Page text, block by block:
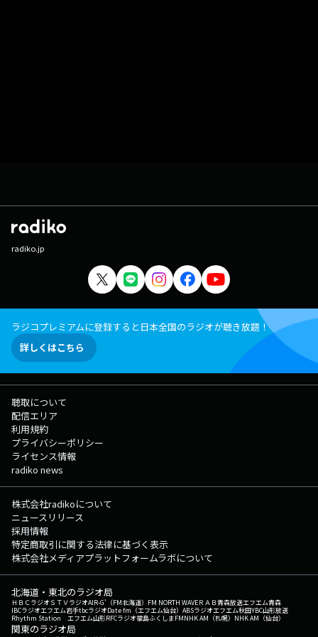
radiko.jp
ラジコプレミアムに登録すると日本全国のラジオが聴き放題！
詳しくはこちら
聴取について
配信エリア
利用規約
プライバシーポリシー
ライセンス情報
radiko news
株式会社radikoについて
ニュースリリース
採用情報
特定商取引に関する法律に基づく表示
株式会社メディアプラットフォームラボについて
北海道・東北のラジオ局
ＨＢＣラジオＳＴＶラジオAIR-G'（FM北海道） FM NORTH WAVEＲＡＢ青森放送エフエム青森
IBCラジオエフエム岩手tbcラジオDate fm（エフエム仙台） ABSラジオエフエム秋田YBC山形放送
Rhythm Station エフエム山形RFCラジオ福島ふくしまFMNHK AM（札幌） NHK AM（仙台）
関東のラジオ局